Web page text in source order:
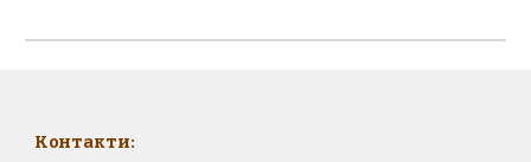
Контакти: